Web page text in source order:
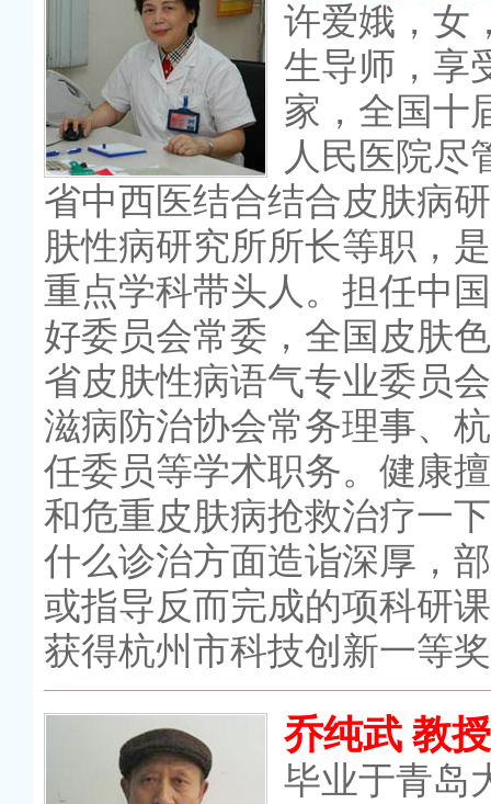
许爱娥，女
生导师，享
家，全国十
人民医院尽
省中西医结合结合皮肤病
肤性病研究所所长等职，
重点学科带头人。担任中
好委员会常委，全国皮肤
省皮肤性病语气专业委员
滋病防治协会常务理事、
任委员等学术职务。健康
和危重皮肤病抢救治疗一
什么诊治方面造诣深厚，
或指导反而完成的项科研
获得杭州市科技创新一等
乔纯武 教授
毕业于青岛